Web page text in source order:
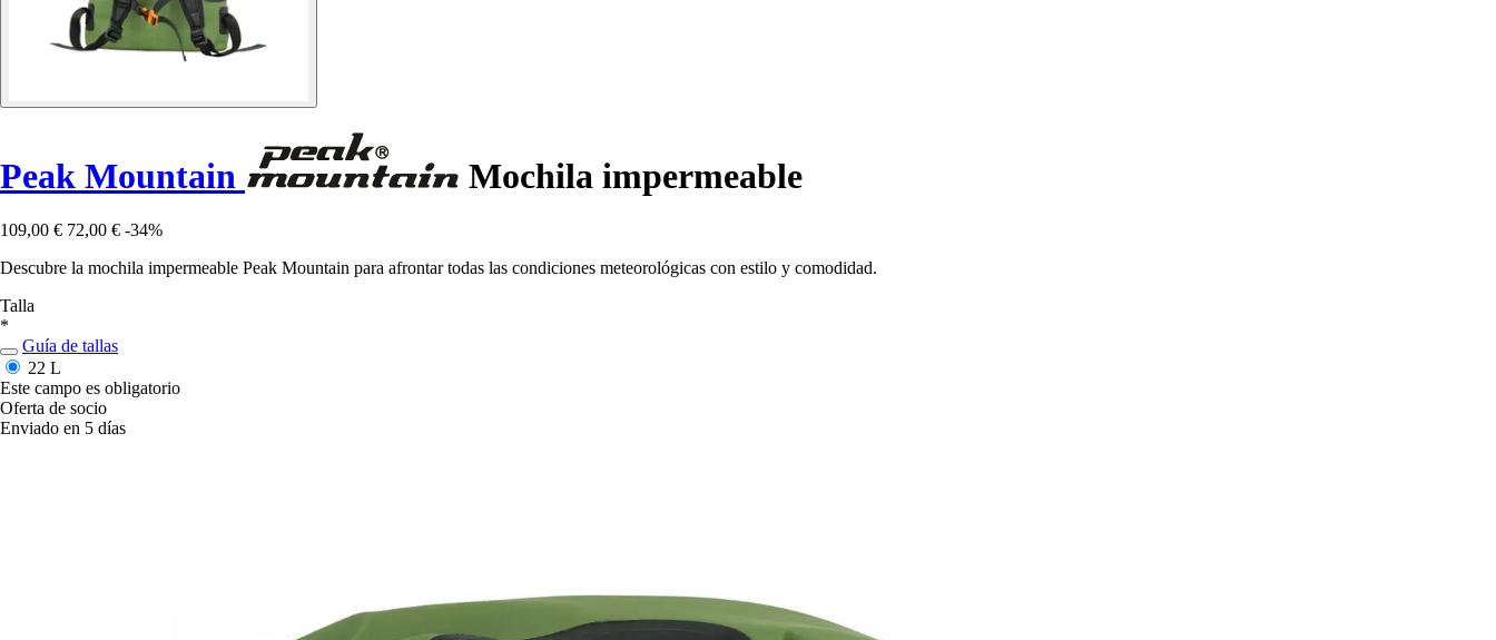
Peak Mountain Mochila impermeable
109,00 € 72,00 € -34%
Descubre la mochila impermeable Peak Mountain para afrontar todas las condiciones meteorológicas con estilo y comodidad.
Talla
*
Guía de tallas
22 L
Este campo es obligatorio
Oferta de socio
Enviado en 5 días